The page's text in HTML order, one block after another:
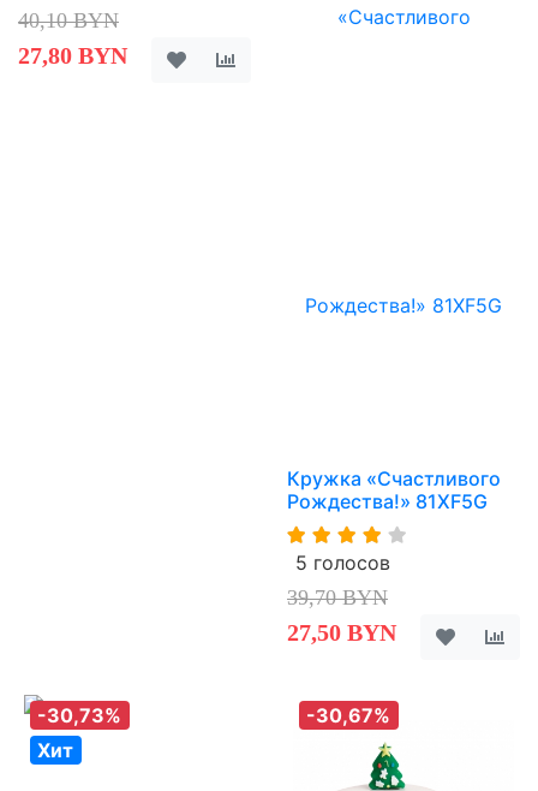
40,10 BYN
27,80 BYN
Кружка «Счастливого
Рождества!» 81XF5G
5 голосов
39,70 BYN
27,50 BYN
-30,73%
Хит
-30,67%